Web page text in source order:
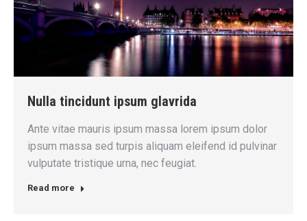
Nulla tincidunt ipsum glavrida
Ante vitae mauris ipsum massa lorem ipsum dolor
ipsum massa sed turpis aliquam eleifend id pulvinar
vulputate tristique urna, nec feugiat.
Read more